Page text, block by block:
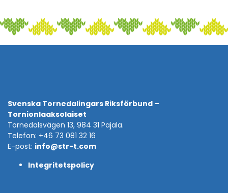
Svenska Tornedalingars Riksförbund –
Tornionlaaksolaiset
Tornedalsvägen 13, 984 31 Pajala.
Telefon: +46 73 081 32 16
E-post: info@str-t.com
Integritetspolicy